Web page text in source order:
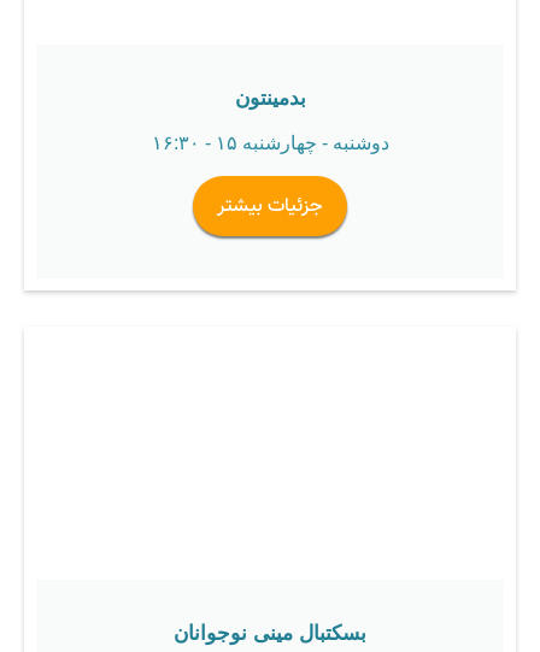
بدمینتون
دوشنبه - چهارشنبه ۱۵ - ۱۶:۳۰
جزئیات بیشتر
بسکتبال مینی نوجوانان